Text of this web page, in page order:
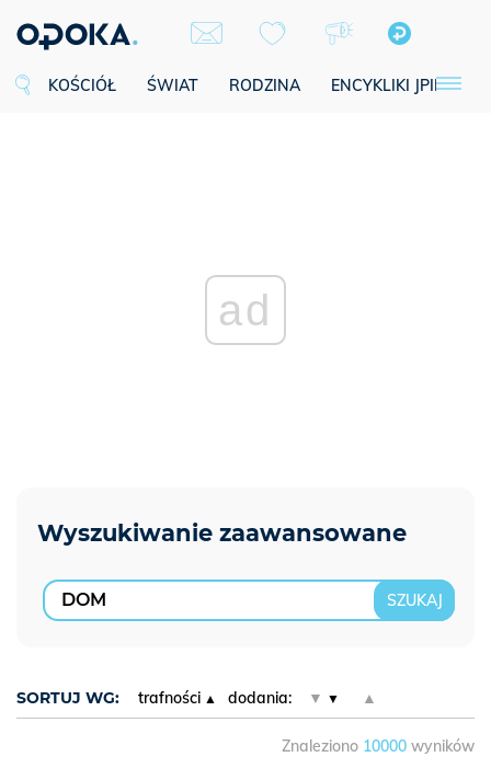
KOŚCIÓŁ ŚWIAT RODZINA ENCYKLIKI JPII
ad
SORTUJ WG: trafności dodania: ▼ ▲
Znaleziono 10000 wyników